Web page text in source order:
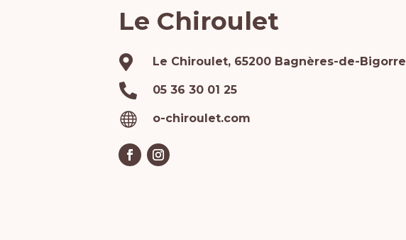
Le Chiroulet
 Le Chiroulet, 65200 Bagnères-de-Bigorre
 05 36 30 01 25
 o-chiroulet.com